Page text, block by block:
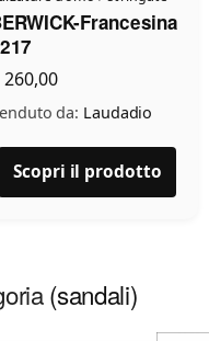
Francesina
da: Laudadio
Scopri il prodotto
(sandali)